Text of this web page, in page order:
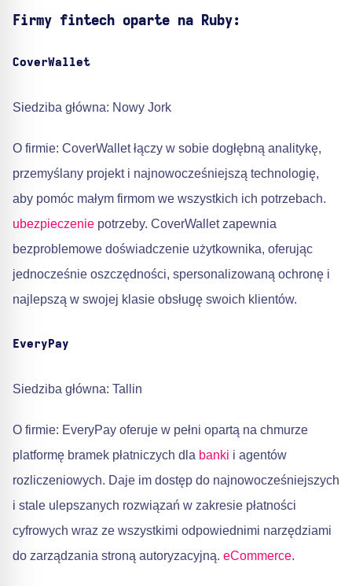
Firmy fintech oparte na Ruby:
CoverWallet
Siedziba główna: Nowy Jork
O firmie: CoverWallet łączy w sobie dogłębną analitykę,
przemyślany projekt i najnowocześniejszą technologię,
aby pomóc małym firmom we wszystkich ich potrzebach.
ubezpieczenie potrzeby. CoverWallet zapewnia
bezproblemowe doświadczenie użytkownika, oferując
jednocześnie oszczędności, spersonalizowaną ochronę i
najlepszą w swojej klasie obsługę swoich klientów.
EveryPay
Siedziba główna: Tallin
O firmie: EveryPay oferuje w pełni opartą na chmurze
platformę bramek płatniczych dla banki i agentów
rozliczeniowych. Daje im dostęp do najnowocześniejszych
i stale ulepszanych rozwiązań w zakresie płatności
cyfrowych wraz ze wszystkimi odpowiednimi narzędziami
do zarządzania stroną autoryzacyjną. eCommerce.